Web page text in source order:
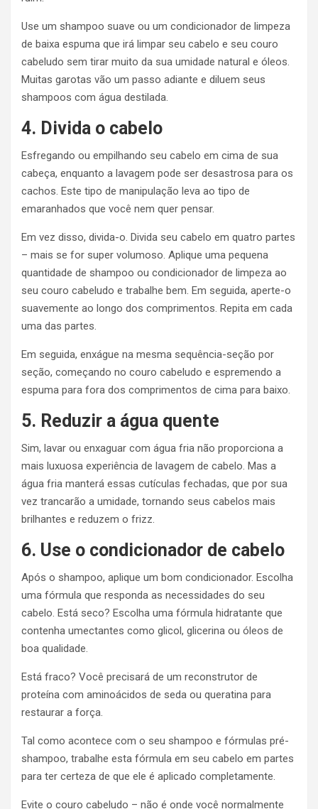
Use um shampoo suave ou um condicionador de limpeza
de baixa espuma que irá limpar seu cabelo e seu couro
cabeludo sem tirar muito da sua umidade natural e óleos.
Muitas garotas vão um passo adiante e diluem seus
shampoos com água destilada.
4. Divida o cabelo
Esfregando ou empilhando seu cabelo em cima de sua
cabeça, enquanto a lavagem pode ser desastrosa para os
cachos. Este tipo de manipulação leva ao tipo de
emaranhados que você nem quer pensar.
Em vez disso, divida-o. Divida seu cabelo em quatro partes
– mais se for super volumoso. Aplique uma pequena
quantidade de shampoo ou condicionador de limpeza ao
seu couro cabeludo e trabalhe bem. Em seguida, aperte-o
suavemente ao longo dos comprimentos. Repita em cada
uma das partes.
Em seguida, enxágue na mesma sequência-seção por
seção, começando no couro cabeludo e espremendo a
espuma para fora dos comprimentos de cima para baixo.
5. Reduzir a água quente
Sim, lavar ou enxaguar com água fria não proporciona a
mais luxuosa experiência de lavagem de cabelo. Mas a
água fria manterá essas cutículas fechadas, que por sua
vez trancarão a umidade, tornando seus cabelos mais
brilhantes e reduzem o frizz.
6. Use o condicionador de cabelo
Após o shampoo, aplique um bom condicionador. Escolha
uma fórmula que responda as necessidades do seu
cabelo. Está seco? Escolha uma fórmula hidratante que
contenha umectantes como glicol, glicerina ou óleos de
boa qualidade.
Está fraco? Você precisará de um reconstrutor de
proteína com aminoácidos de seda ou queratina para
restaurar a força.
Tal como acontece com o seu shampoo e fórmulas pré-
shampoo, trabalhe esta fórmula em seu cabelo em partes
para ter certeza de que ele é aplicado completamente.
Evite o couro cabeludo – não é onde você normalmente